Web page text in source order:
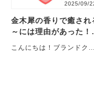
2025/09/
金木犀の香りで癒され
～には理由があった！
い香りに隠された秘密
効能。
こんにちは！ブランドクリ